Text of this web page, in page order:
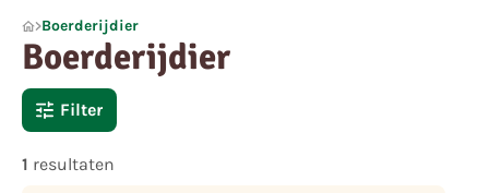
Boerderijdier
Boerderijdier
Filter
1 resultaten